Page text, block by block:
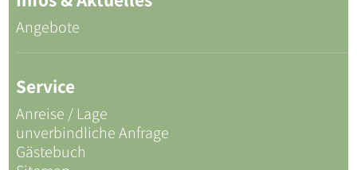
Angebote
Service
Anreise / Lage
unverbindliche Anfrage
Gästebuch